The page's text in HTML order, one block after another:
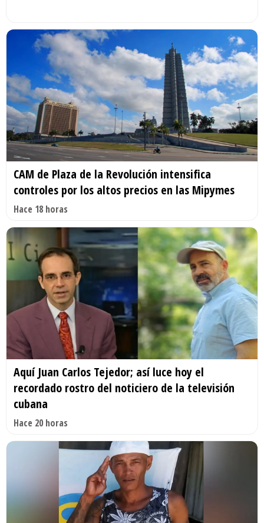
CAM de Plaza de la Revolución intensifica
controles por los altos precios en las Mipymes
Hace 18 horas
Aquí Juan Carlos Tejedor; así luce hoy el
recordado rostro del noticiero de la televisión
cubana
Hace 20 horas